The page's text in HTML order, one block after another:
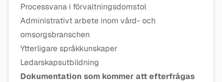
Processvana i förvaltningsdomstol
Administrativt arbete inom vård- och
omsorgsbranschen
Ytterligare språkkunskaper
Ledarskapsutbildning
Dokumentation som kommer att efterfrågas